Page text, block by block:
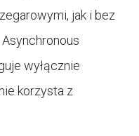
jak i bez
wyłącznie
korzysta z